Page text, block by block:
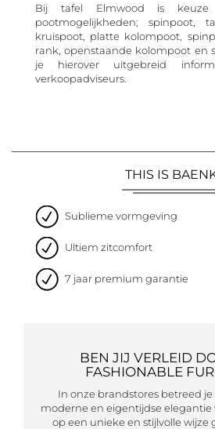
Bij tafel Elmwood is keuze
pootmogelijkheden; spinpoot,
kruispoot, platte kolompoot,
rank, openstaande kolompoot en
je hierover uitgebreid
verkoopadviseurs.
THIS IS
Sublieme vormgeving
Ultiem zitcomfort
7 jaar premium garantie
BEN JIJ VERLEID
FASHIONABLE
In onze brandstores betreed
moderne en eigentijdse
op een unieke en stijlvolle wijze